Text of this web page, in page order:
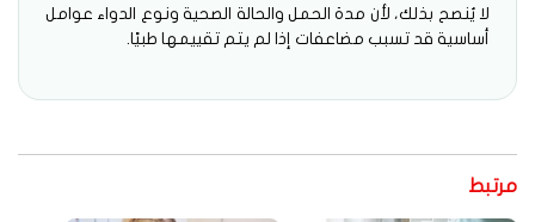
لا يُنصح بذلك، لأن مدة الحمل والحالة الصحية ونوع الدواء عوامل
أساسية قد تسبب مضاعفات إذا لم يتم تقييمها طبيًا.